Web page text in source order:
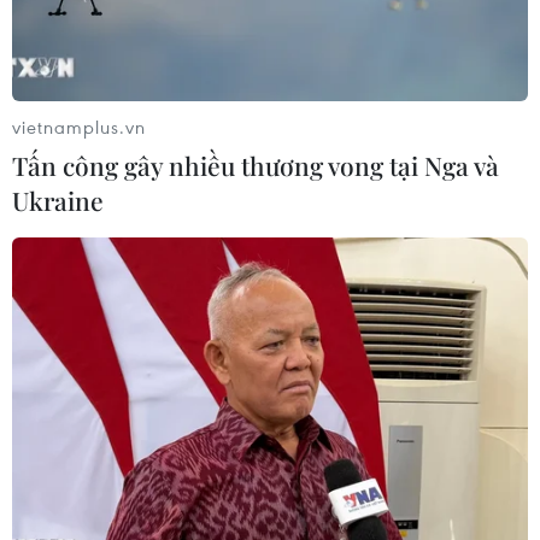
Bulgaria biểu diễn và có buổi giao lưu với các cựu
sinh viên, người Việt Nam từng học tập, lao động
tại Bulgaria./.
#Thành phố Hồ Chí Minh #Kinh tế #Thương mại
Việt Nam
Facebook Twitter Lưu bài viết Copy link
vietnamplus.vn
Tấn công gây nhiều thương vong tại Nga và
Ukraine